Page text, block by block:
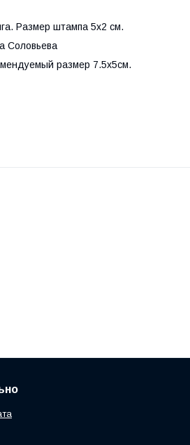
Размер штампа 5х2 см.
Соловьева
размер 7.5х5см.